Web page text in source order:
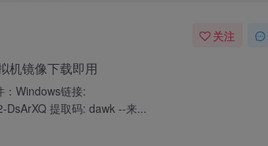
关注
机镜像下载即用
：Windows链接:
DsArXQ 提取码: dawk --来...